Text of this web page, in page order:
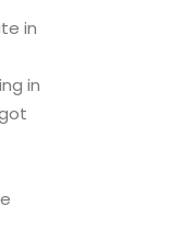
in
in